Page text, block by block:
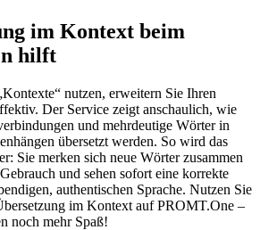
im Kontext beim
hilft
nutzen, erweitern Sie Ihren
Der Service zeigt anschaulich, wie
und mehrdeutige Wörter in
übersetzt werden. So wird das
Sie merken sich neue Wörter zusammen
und sehen sofort eine korrekte
authentischen Sprache. Nutzen Sie
im Kontext auf PROMT.One –
noch mehr Spaß!